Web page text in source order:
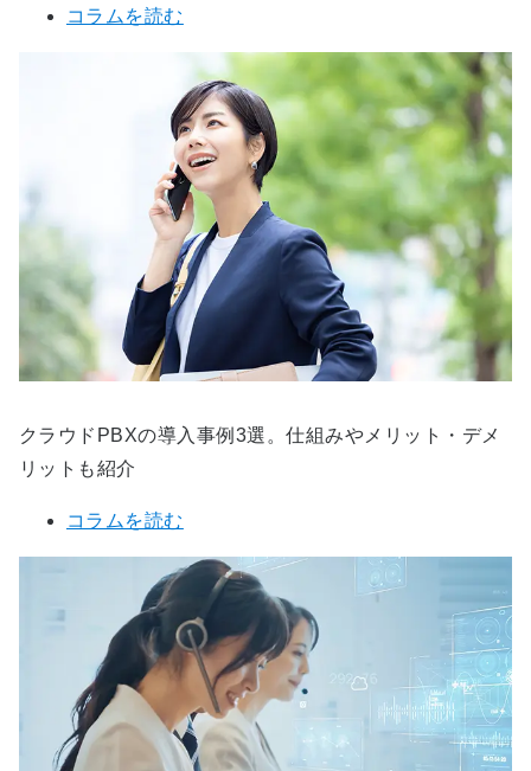
コラムを読む
クラウドPBXの導入事例3選。仕組みやメリット・デメ
リットも紹介
コラムを読む